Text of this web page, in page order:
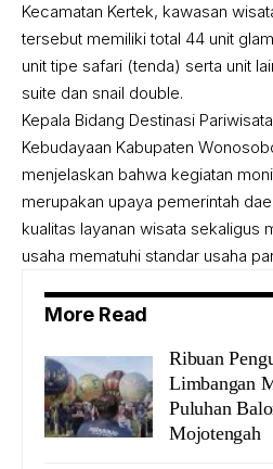
Kecamatan Kertek, kawasan
tersebut memiliki total 44 unit
unit tipe safari (tenda) serta unit
suite dan snail double.
Kepala Bidang Destinasi
Kebudayaan Kabupaten
menjelaskan bahwa kegiatan
merupakan upaya pemerintah
kualitas layanan wisata sekaligus
usaha mematuhi standar usaha
More Read
Ribuan
Limbangan
Puluhan
Mojotengah